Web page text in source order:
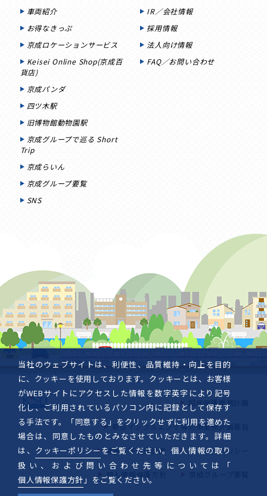
車両紹介
お得なきっぷ
京成ロケーションサービス
Keisei Online Shop(京成百
貨店)
京成パンダ
四ツ木駅
旧博物館動物園駅
京成グループで巡る Short
Trip
京成らいん
京成グループ要覧
SNS
IR／会社情報
採用情報
法人向け情報
FAQ／お問い合わせ
国民保護業務計画
新型インフルエンザ等対策業務計画要旨
被害者等支援計画 クッキーポリシー
個人情報保護方針
当社のウェブサイトは、利便性、品質維持・向上を目的
に、クッキーを使用しております。クッキーとは、お客様
がWEBサイトにアクセスした情報を数字英字により記号
化し、ご利用されているパソコン内に記録として保存す
る手法です。「同意する」をクリックせずに利用を進めた
場合は、同意したものとみなさせていただきます。詳細
は、 クッキーポリシー をご覧ください。個人情報の取り
扱い、および問い合わせ先等については「
個人情報保護方針 」をご覧ください。